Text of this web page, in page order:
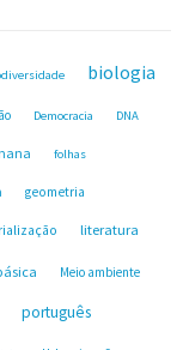
biologia
Democracia DNA
folhas
geometria
literatura
Meio ambiente
português